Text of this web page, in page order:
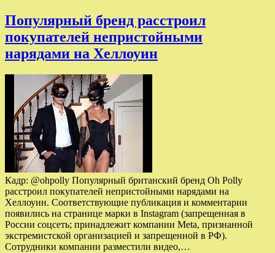
Популярный бренд расстроил
покупателей непристойными
нарядами на Хеллоуин
Кадр: @ohpolly Популярный британский бренд Oh Polly
расстроил покупателей непристойными нарядами на
Хеллоуин. Соответствующие публикация и комментарии
появились на странице марки в Instagram (запрещенная в
России соцсеть; принадлежит компании Meta, признанной
экстремистской организацией и запрещенной в РФ).
Сотрудники компании разместили видео,…